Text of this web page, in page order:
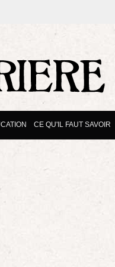
CE QU'IL FAUT SAVOIR